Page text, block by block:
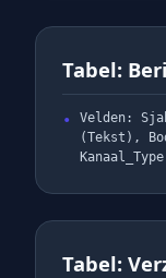
Tabel:
Velden:
(Tekst),
Tabel: